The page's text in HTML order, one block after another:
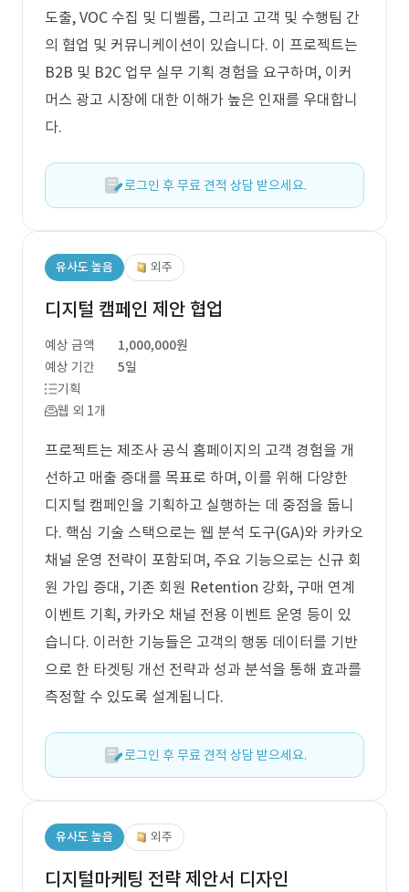
도출, VOC 수집 및 디벨롭, 그리고 고객 및 수행팀 간
의 협업 및 커뮤니케이션이 있습니다. 이 프로젝트는
B2B 및 B2C 업무 실무 기획 경험을 요구하며, 이커
머스 광고 시장에 대한 이해가 높은 인재를 우대합니
다.
로그인 후 무료 견적 상담 받으세요.
유사도 높음 외주
디지털 캠페인 제안 협업
예상 금액
1,000,000원
예상 기간
5일
기획
웹 외 1개
프로젝트는 제조사 공식 홈페이지의 고객 경험을 개
선하고 매출 증대를 목표로 하며, 이를 위해 다양한
디지털 캠페인을 기획하고 실행하는 데 중점을 둡니
다. 핵심 기술 스택으로는 웹 분석 도구(GA)와 카카오
채널 운영 전략이 포함되며, 주요 기능으로는 신규 회
원 가입 증대, 기존 회원 Retention 강화, 구매 연계
이벤트 기획, 카카오 채널 전용 이벤트 운영 등이 있
습니다. 이러한 기능들은 고객의 행동 데이터를 기반
으로 한 타겟팅 개선 전략과 성과 분석을 통해 효과를
측정할 수 있도록 설계됩니다.
로그인 후 무료 견적 상담 받으세요.
유사도 높음 외주
디지털마케팅 전략 제안서 디자인